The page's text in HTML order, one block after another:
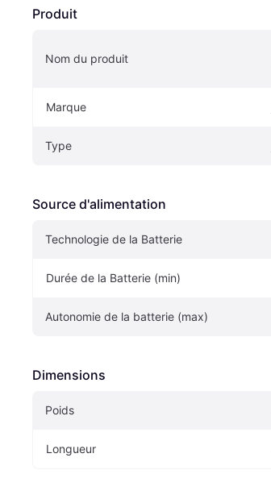
Produit
Nom du produit
Marque
Type
Source d'alimentation
Technologie de la Batterie
Durée de la Batterie (min)
Autonomie de la batterie (max)
Dimensions
Poids
Longueur